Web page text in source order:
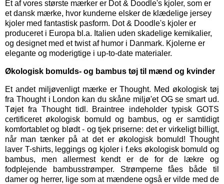
Et af vores største mærker er Dot & Doodle's kjoler, som er
et dansk mærke, hvor kunderne elsker de klædelige jersey
kjoler med fantastisk pasform. Dot & Doodle's kjoler er
produceret i Europa bl.a. Italien uden skadelige kemikalier,
og designet med et twist af humor i Danmark. Kjolerne er
elegante og moderigtige i up-to-date materialer.
Økologisk bomulds- og bambus tøj til mænd og kvinder
Et andet miljøvenligt mærke erThought. Med økologisk tøj
fra Thought i London kan du skåne miljø'et OG se smart ud.
Tøjet fra Thought tidl. Braintree indeholder typisk GOTS
certificeret økologisk bomuld og bambus, og er samtidigt
komfortablet og blødt - og tjek priserne: det er virkeligt billigt,
når man tænker på at det er økologisk bomuld! Thought
laver T-shirts, leggings og kjoler i f.eks økologisk bomuld og
bambus, men allermest kendt er de for de lækre og
fodplejende bambusstrømper. Strømperne fåes både til
damer og herrer, lige som at mændene også er vilde med de